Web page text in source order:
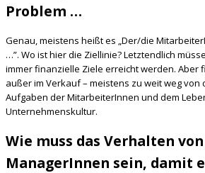
Problem …
Genau, meistens heißt es „Der/die
…”. Wo ist hier die Ziellinie? Letztendlich
immer finanzielle Ziele erreicht werden. Aber
außer im Verkauf – meistens zu weit weg von
Aufgaben der MitarbeiterInnen und dem
Unternehmenskultur.
Wie muss das Verhalten
ManagerInnen sein, damit